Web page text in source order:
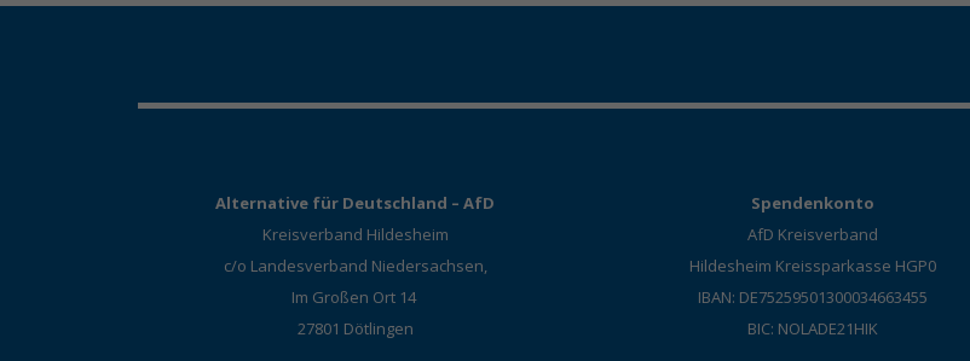
Alternative für Deutschland – AfD
Kreisverband Hildesheim
c/o Landesverband Niedersachsen,
Im Großen Ort 14
27801 Dötlingen
Spendenkonto
AfD Kreisverband
Hildesheim Kreissparkasse HGP0
IBAN: DE75259501300034663455
BIC: NOLADE21HIK